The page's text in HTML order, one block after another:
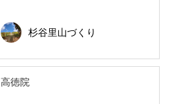
杉谷里山づくり
高徳院